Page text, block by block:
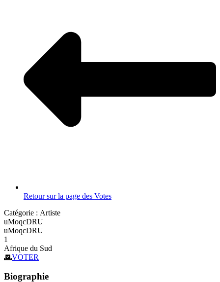
Retour sur la page des Votes
Catégorie : Artiste
uMoqcDRU
uMoqcDRU
1
Afrique du Sud
VOTER
Biographie